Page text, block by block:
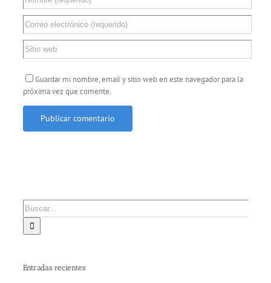
Guardar mi nombre, email y sitio web en este navegador para la
próxima vez que comente.
Buscar:
Entradas recientes